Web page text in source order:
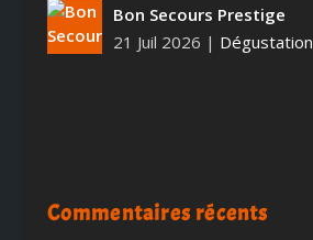
Bon Secours Prestige
21 Juil 2026 | Dégustation
Commentaires récents